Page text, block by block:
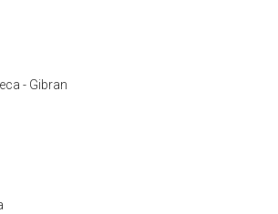
- Gibran